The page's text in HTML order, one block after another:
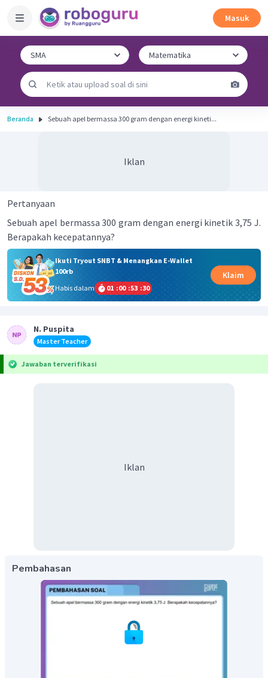
Masuk
Beranda Sebuah apel bermassa 300 gram dengan energi kineti...
Iklan
Pertanyaan
Sebuah apel bermassa 300 gram dengan energi kinetik 3,75 J.
Berapakah kecepatannya?
Ikuti Tryout SNBT & Menangkan E-Wallet
100rb
Habis dalam
01 :00 :53 :30
Klaim
N. Puspita
Master Teacher
Jawaban terverifikasi
Iklan
Pembahasan